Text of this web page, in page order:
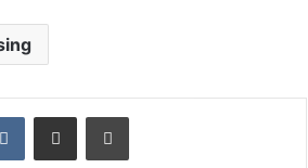
VKontakteShare via Email Print